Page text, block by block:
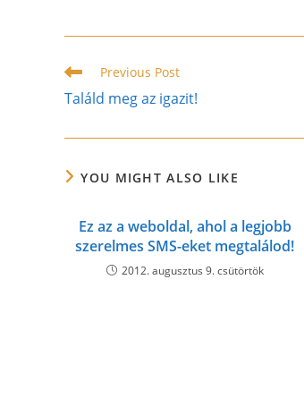
Read
more
articles
Previous Post
Találd meg az igazit!
YOU MIGHT ALSO LIKE
Ez az a weboldal, ahol a legjobb
szerelmes SMS-eket megtalálod!
2012. augusztus 9. csütörtök